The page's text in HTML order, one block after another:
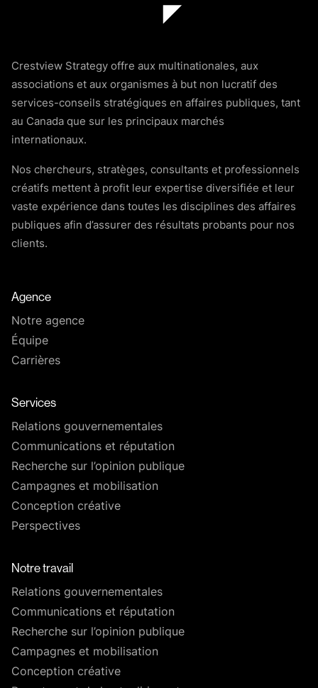
Crestview Strategy offre aux multinationales, aux
associations et aux organismes à but non lucratif des
services-conseils stratégiques en affaires publiques, tant
au Canada que sur les principaux marchés
internationaux.
Nos chercheurs, stratèges, consultants et professionnels
créatifs mettent à profit leur expertise diversifiée et leur
vaste expérience dans toutes les disciplines des affaires
publiques afin d’assurer des résultats probants pour nos
clients.
Agence
Notre agence
Équipe
Carrières
Services
Relations gouvernementales
Communications et réputation
Recherche sur l’opinion publique
Campagnes et mobilisation
Conception créative
Perspectives
Notre travail
Relations gouvernementales
Communications et réputation
Recherche sur l’opinion publique
Campagnes et mobilisation
Conception créative